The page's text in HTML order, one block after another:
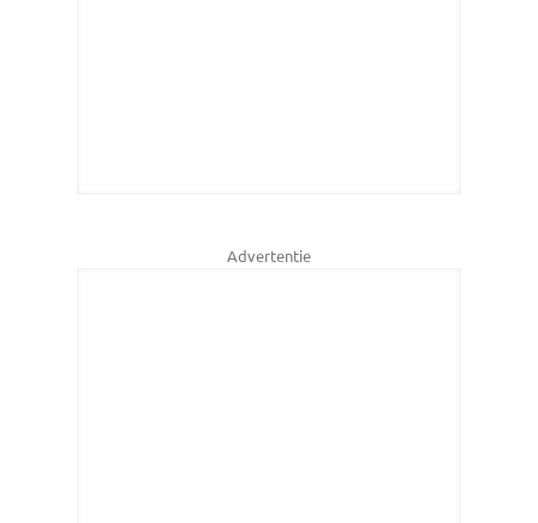
Advertentie